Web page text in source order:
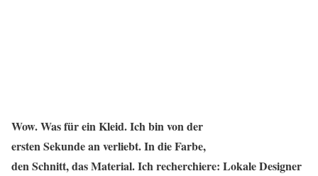
Wow. Was für ein Kleid. Ich bin von der
ersten Sekunde an verliebt. In die Farbe,
den Schnitt, das Material. Ich recherchiere: Lokale Designer